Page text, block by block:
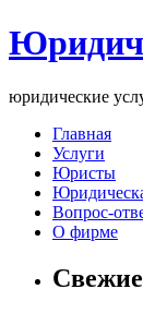
юридические
Главная
Услуги
Юристы
Вопрос-
О фирме